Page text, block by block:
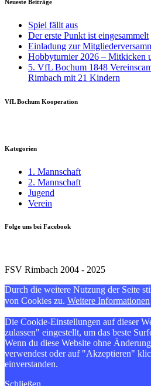
Neueste Beiträge
Spiel fällt aus
Der erste Punkt ist eingesammelt
Einladung zur
Hobbyturnier 2026 – Mitkicken
5. VfL Bochum 1848
Rimbach mit 21 Kindern
VfL Bochum Kooperation
Kategorien
1. Mannschaft
2. Mannschaft
Jugend
Verein
Folge uns bei Facebook
FSV Rimbach 2004 - 2025
Durch die weitere Nutzung der Seite
von Cookies zu. Weitere Informationen
Die Cookie-Einstellungen auf dieser
zulassen" eingestellt, um das beste
Wenn du diese Website ohne
verwendest oder auf "Akzeptieren"
einverstanden.